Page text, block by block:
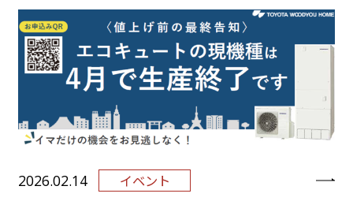
2026.02.14 イベント